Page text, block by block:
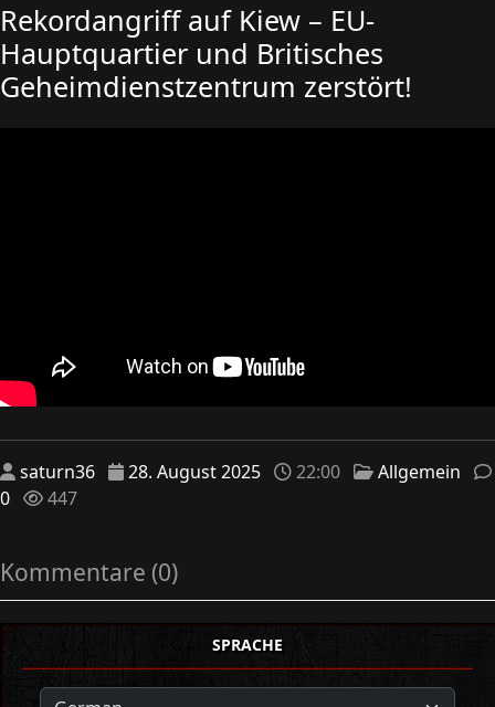
Rekordangriff auf Kiew – EU-
Hauptquartier und Britisches
Geheimdienstzentrum zerstört!
saturn36 28. August 2025 22:00
Allgemein
0
447
Kommentare (0)
SPRACHE